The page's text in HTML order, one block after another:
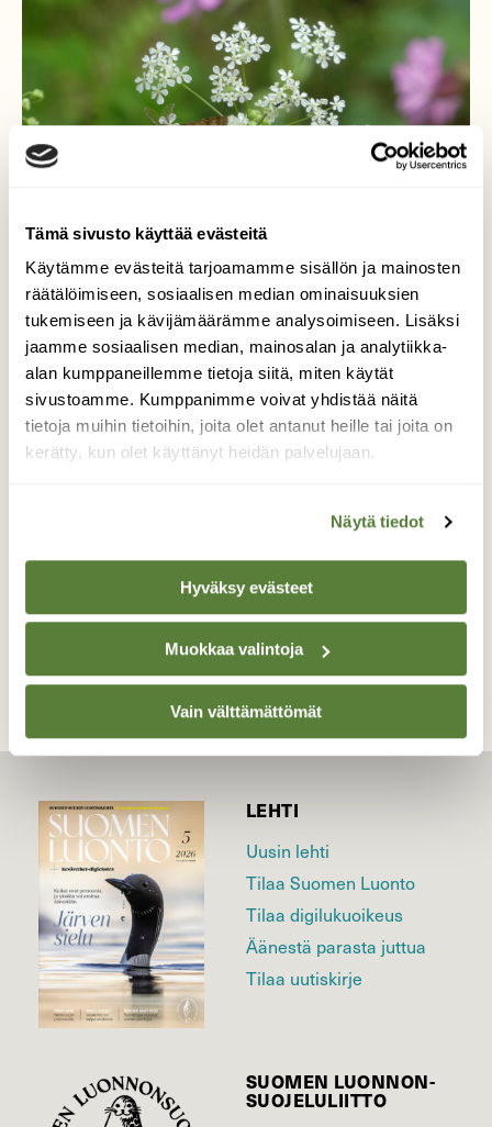
Tämä sivusto käyttää evästeitä
Käytämme evästeitä tarjoamamme sisällön ja mainosten
räätälöimiseen, sosiaalisen median ominaisuuksien
tukemiseen ja kävijämäärämme analysoimiseen. Lisäksi
jaamme sosiaalisen median, mainosalan ja analytiikka-
alan kumppaneillemme tietoja siitä, miten käytät
sivustoamme. Kumppanimme voivat yhdistää näitä
tietoja muihin tietoihin, joita olet antanut heille tai joita on
kerätty, kun olet käyttänyt heidän palvelujaan.
Näytä tiedot
Hyväksy evästeet
Muokkaa valintoja
Vain välttämättömät
Metsämittari
Hassut sulkamaiset tuntosarvet tällä
perhosella.
Valokuvaaja: Anja Mustamaa, Kouvola 6.6.2024
LEHTI
Uusin lehti
Tilaa Suomen Luonto
Tilaa digilukuoikeus
Äänestä parasta juttua
Tilaa uutiskirje
SUOMEN LUONNON­
SUOJELU­LIITTO